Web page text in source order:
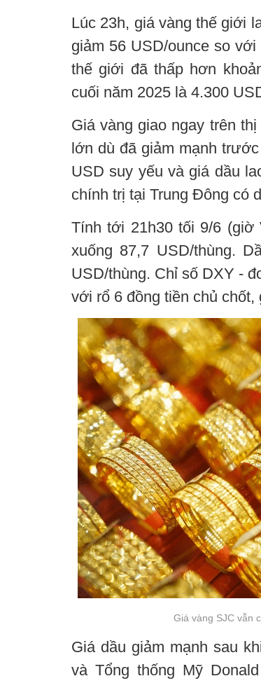
Lúc 23h, giá vàng thế giới
giảm 56 USD/ounce so
thế giới đã thấp hơn
cuối năm 2025 là 4.300
Giá vàng giao ngay trên
lớn dù đã giảm mạnh
USD suy yếu và giá dầu
chính trị tại Trung Đông có
Tính tới 21h30 tối 9/6 (giờ
xuống 87,7 USD/thùng.
USD/thùng. Chỉ số DXY -
với rổ 6 đồng tiền chủ chốt,
Giá vàng SJC vẫn
Giá dầu giảm mạnh sau
và Tổng thống Mỹ